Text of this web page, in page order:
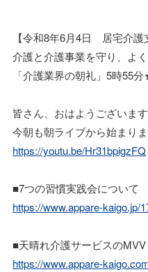
【令和8年6月4日 居宅介護
介護と介護事業を守り、よく
「介護業界の朝礼」5時55
皆さん、おはようございます
今朝も朝ライブから始まりま
https://youtu.be/Hr31bpigzFQ
■7つの習慣実践会について
https://www.appare-kaigo.jp/
■天晴れ介護サービスのMVV
https://www.appare-